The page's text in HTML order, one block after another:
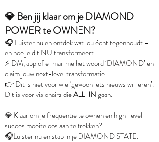
💎 Ben jij klaar om je DIAMOND
POWER te OWNEN?
🎧 Luister nu en ontdek wat jou écht tegenhoudt –
en hoe je dit NU transformeert.
⚡️ DM, app of e-mail me het woord ‘DIAMOND’ en
claim jouw next-level transformatie.
👉 Dit is niet voor wie ‘gewoon iets nieuws wil leren’.
Dit is voor visionairs dieALL-INgaan.
💎 Klaar om je frequentie te ownen en high-level
succes moeiteloos aan te trekken?
🎧Luister nu en stap in je DIAMOND STATE.